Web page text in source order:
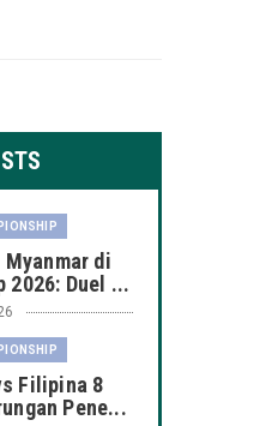
di
2026: Duel ...
Filipina 8
Pene...